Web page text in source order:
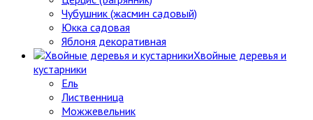
Чубушник (жасмин садовый)
Юкка садовая
Яблоня декоративная
Хвойные деревья и
кустарники
Ель
Лиственница
Можжевельник